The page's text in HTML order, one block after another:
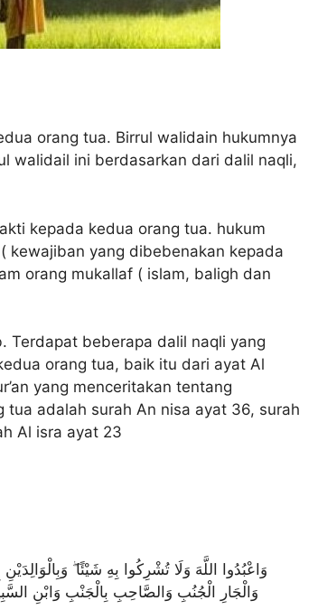
orang tua. Birrul walidain hukumnya
walidail ini berdasarkan dari dalil naqli,
kepada kedua orang tua. hukum
kewajiban yang dibebenakan kepada
orang mukallaf ( islam, baligh dan
Terdapat beberapa dalil naqli yang
orang tua, baik itu dari ayat Al
yang menceritakan tentang
adalah surah An nisa ayat 36, surah
Al isra ayat 23
وَاعْبُدُوا اللَّهَ وَلَا تُشْرِكُوا بِهِ شَيْئًا
وَالْجَارِ الْجُنُبِ وَالصَّاحِبِ بِالْجَنْبِ وَابْنِ